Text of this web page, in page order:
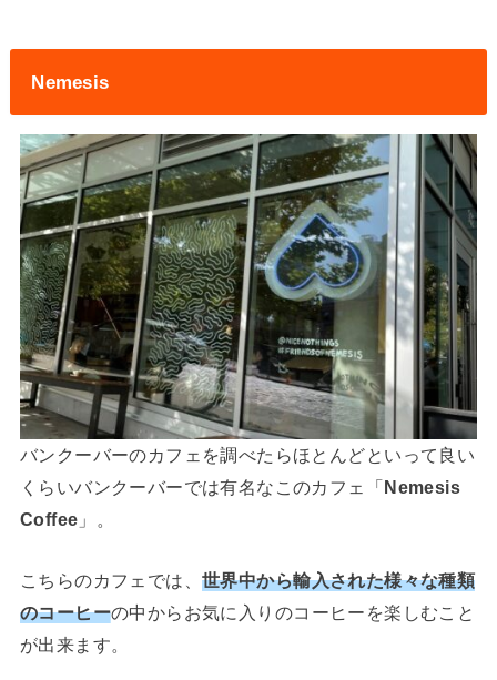
Nemesis
バンクーバーのカフェを調べたらほとんどといって良い
くらいバンクーバーでは有名なこのカフェ「Nemesis
Coffee 」。
こちらのカフェでは、世界中から輸入された様々な種類
のコーヒーの中からお気に入りのコーヒーを楽しむこと
が出来ます。